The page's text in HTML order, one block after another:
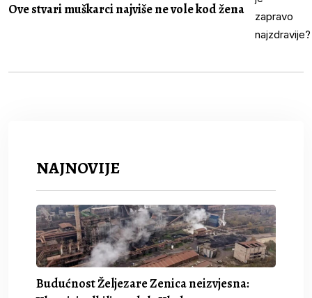
Ove stvari muškarci najviše ne vole kod žena
NAJNOVIJE
Budućnost Željezare Zenica neizvjesna: